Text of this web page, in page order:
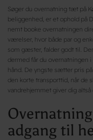
Søger du overnatning tæt på
beliggenhed, er et ophold på
nemt booke overnatningen
værelser, hvor både par og
som gæster, falder godt til.
dermed får du overnatningen
hånd. De yngste sætter pris
den korte transporttid, når de
vandrehjemmet giver dig altså
adgang til